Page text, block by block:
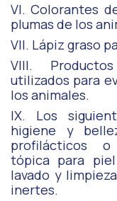
VI. Colorantes
plumas de los
VII. Lápiz graso
VIII.
utilizados para
los animales.
IX. Los
higiene y
profilácticos o
tópica para
lavado y
inertes.